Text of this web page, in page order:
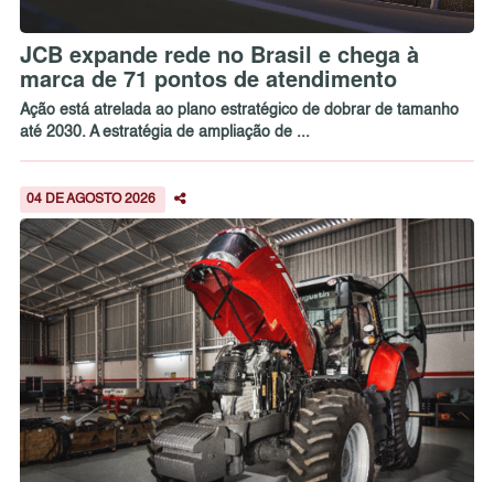
JCB expande rede no Brasil e chega à
marca de 71 pontos de atendimento
Ação está atrelada ao plano estratégico de dobrar de tamanho
até 2030. A estratégia de ampliação de ...
04 DE AGOSTO 2026